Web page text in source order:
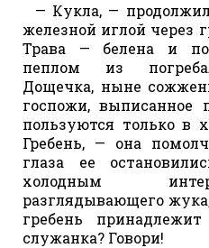
— Кукла, —
железной иглой через
Трава — белена и
пеплом из
Дощечка, ныне
госпожи, выписанное
пользуются только в
Гребень, — она
глаза ее
холодным
разглядывающего
гребень
служанка? Говори!